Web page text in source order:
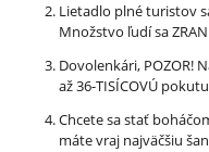
Lietadlo plné turistov
Množstvo ľudí sa
Dovolenkári, POZOR!
až 36-TISÍCOVÚ pokutu
Chcete sa stať
máte vraj najväčšiu